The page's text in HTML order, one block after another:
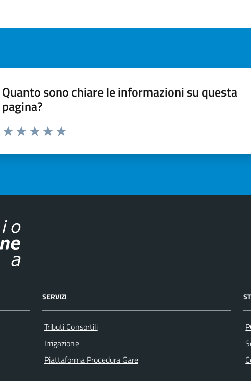
Quanto sono chiare le informazioni su questa
pagina?
SERVIZI
Tributi Consortili
Irrigazione
Piattaforma Procedura Gare